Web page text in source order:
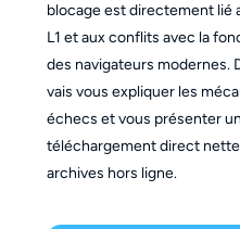
blocage est directement lié
L1 et aux conflits avec la
des navigateurs modernes.
vais vous expliquer les
échecs et vous présenter
téléchargement direct
archives hors ligne.